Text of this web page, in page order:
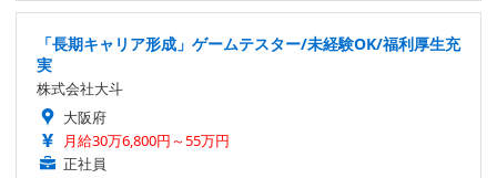
「長期キャリア形成」ゲームテスター/未経験OK/福利厚生充
実
株式会社大斗
大阪府
月給30万6,800円～55万円
正社員